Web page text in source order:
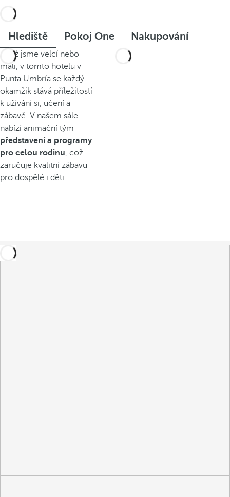
Hlediště Pokoj One Nakupování
Ať už jsme velcí nebo
malí, v tomto hotelu v
Punta Umbría se každý
okamžik stává příležitostí
k užívání si, učení a
zábavě. V našem sále
nabízí animační tým
představení a programy
pro celou rodinu, což
zaručuje kvalitní zábavu
pro dospělé i děti.